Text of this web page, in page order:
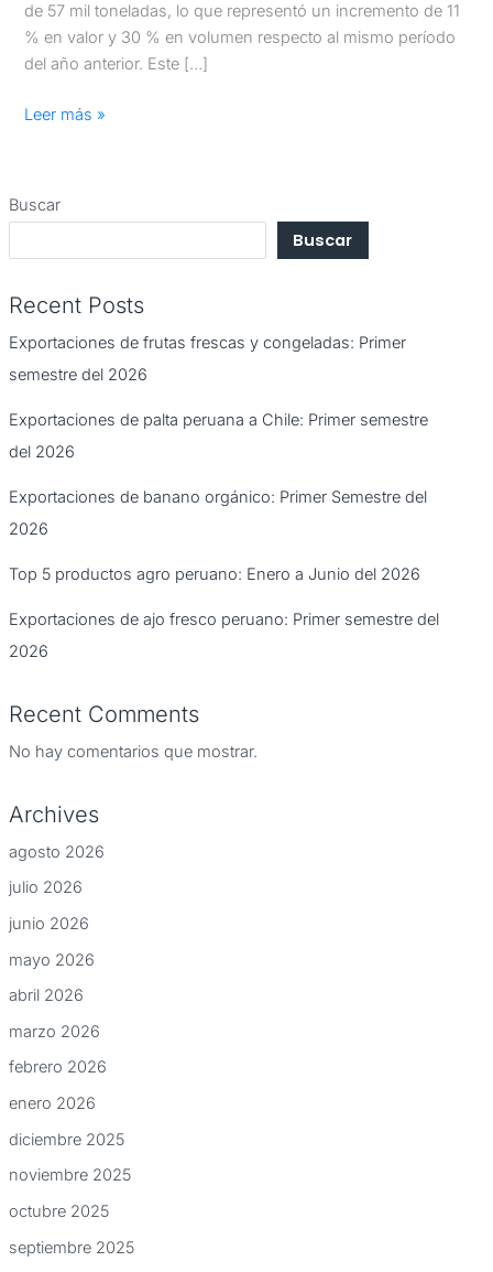
de 57 mil toneladas, lo que representó un incremento de 11
% en valor y 30 % en volumen respecto al mismo período
del año anterior. Este […]
Leer más »
Buscar
Buscar
Recent Posts
Exportaciones de frutas frescas y congeladas: Primer
semestre del 2026
Exportaciones de palta peruana a Chile: Primer semestre
del 2026
Exportaciones de banano orgánico: Primer Semestre del
2026
Top 5 productos agro peruano: Enero a Junio del 2026
Exportaciones de ajo fresco peruano: Primer semestre del
2026
Recent Comments
No hay comentarios que mostrar.
Archives
agosto 2026
julio 2026
junio 2026
mayo 2026
abril 2026
marzo 2026
febrero 2026
enero 2026
diciembre 2025
noviembre 2025
octubre 2025
septiembre 2025